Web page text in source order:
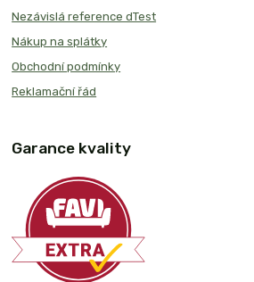
Nezávislá reference dTest
Nákup na splátky
Obchodní podmínky
Reklamační řád
Garance kvality